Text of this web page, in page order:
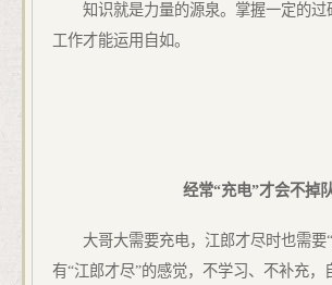
知识就是力量的源泉。掌握一定的过
工作才能运用自如。
经常“充电”才会不掉
大哥大需要充电，江郎才尽时也需要
有“江郎才尽”的感觉，不学习、不补充，